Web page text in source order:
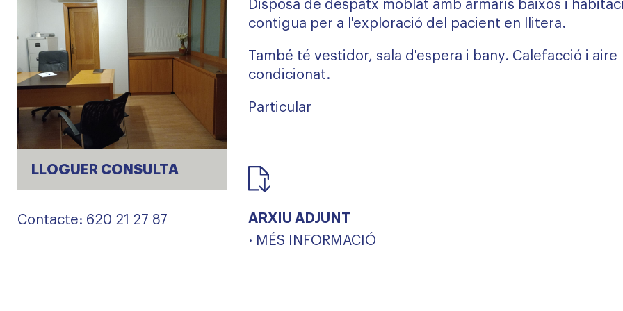
LLOGUER CONSULTA
Contacte: 620 21 27 87
Disposa de despatx moblat amb armaris baixos i
contigua per a l'exploració del pacient en llitera.
També té vestidor, sala d'espera i bany. Calefacció i aire
condicionat.
Particular
ARXIU ADJUNT
· MÉS INFORMACIÓ